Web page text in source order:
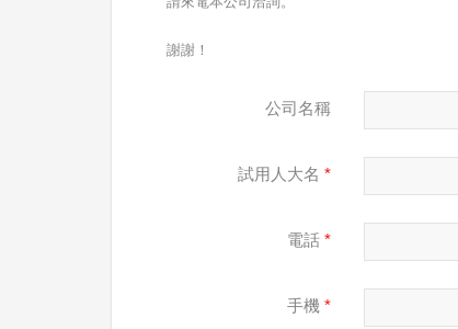
謝謝！
公司名稱
試用人大名 *
電話 *
手機 *